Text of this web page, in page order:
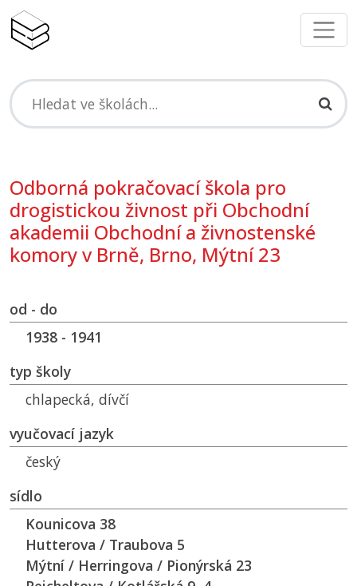
Odborná pokračovací škola pro
drogistickou živnost při Obchodní
akademii Obchodní a živnostenské
komory v Brně, Brno, Mýtní 23
od - do
1938 - 1941
typ školy
chlapecká, dívčí
vyučovací jazyk
český
sídlo
Kounicova 38
Hutterova / Traubova 5
Mýtní / Herringova / Pionýrská 23